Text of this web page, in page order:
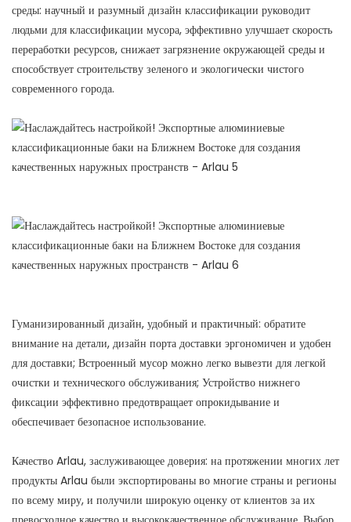
среды: научный и разумный дизайн классификации руководит
людьми для классификации мусора, эффективно улучшает скорость
переработки ресурсов, снижает загрязнение окружающей среды и
способствует строительству зеленого и экологически чистого
современного города.
Гуманизированный дизайн, удобный и практичный: обратите
внимание на детали, дизайн порта доставки эргономичен и удобен
для доставки; Встроенный мусор можно легко вывезти для легкой
очистки и технического обслуживания; Устройство нижнего
фиксации эффективно предотвращает опрокидывание и
обеспечивает безопасное использование.
Качество Arlau, заслуживающее доверия: на протяжении многих лет
продукты Arlau были экспортированы во многие страны и регионы
по всему миру, и получили широкую оценку от клиентов за их